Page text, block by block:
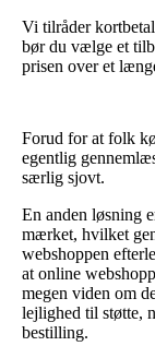
Vi tilråder
bør du vælge et
prisen over et
Forud for at folk
egentlig
særlig sjovt.
En anden løsning
mærket, hvilket
webshoppen
at online
megen viden om
lejlighed til støtte,
bestilling.